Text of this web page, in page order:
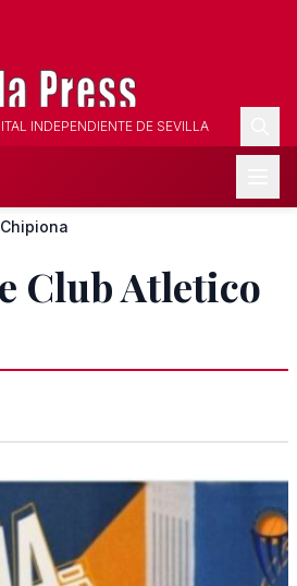
INDEPENDIENTE DE SEVILLA
Club Atletico